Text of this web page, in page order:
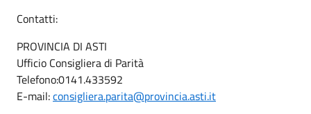
Contatti:
PROVINCIA DI ASTI
Ufficio Consigliera di Parità
Telefono:0141.433592
E-mail:consigliera.parita@provincia.asti.it